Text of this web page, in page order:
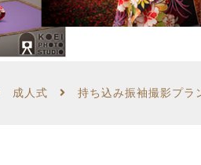
成人式 持ち込み振袖撮影プラ